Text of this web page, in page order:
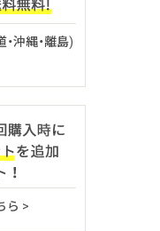
沖縄・離島)
ら >